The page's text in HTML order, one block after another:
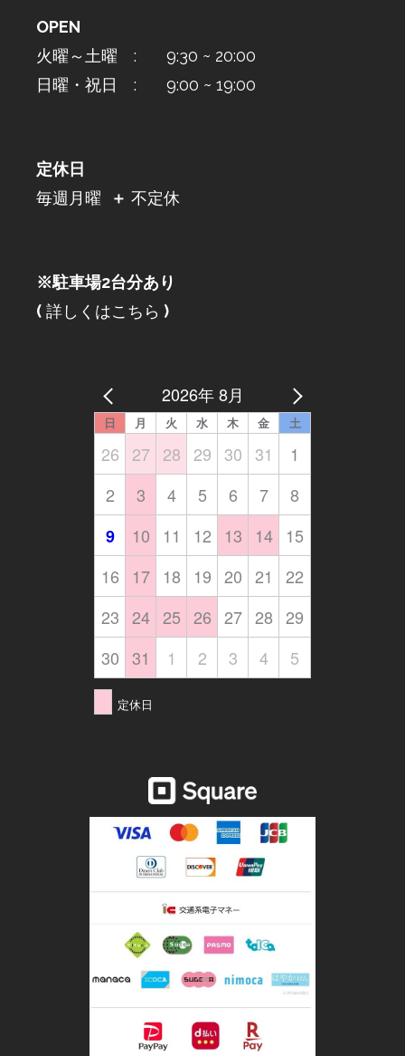
OPEN
火曜～土曜 : 9:30 ~ 20:00
日曜・祝日 : 9:00 ~ 19:00
定休日
毎週月曜
＋ 不定休
※駐車場2台分あり
( 詳しくはこちら )
2026年 8月
日 月 火 水 木 金 土
26 27 28 29 30 31
1
2
3 4 5 6 7
8
9
10 11 12 13 14
15
16
17 18 19 20 21
22
23 24 25 26 27 28 29
30 31 1 2 3 4 5
定休日